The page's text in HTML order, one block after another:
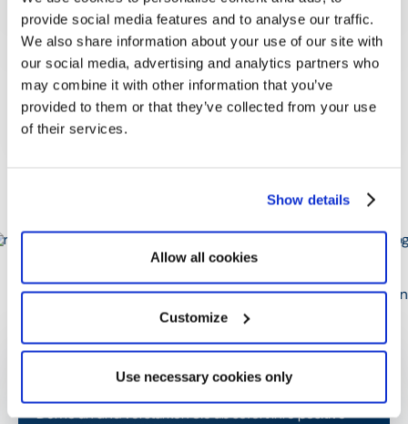
provide social media features and to analyse our traffic.
We also share information about your use of our site with
our social media, advertising and analytics partners who
may combine it with other information that you’ve
provided to them or that they’ve collected from your use
of their services.
Show details
Allow all cookies
Customize
Use necessary cookies only
Fangen Sie noch heute an!
Nehmen Sie Kontakt mit uns auf oder fordern Sie eine
Demo an und verstärken Sie ab sofort Ihre positive